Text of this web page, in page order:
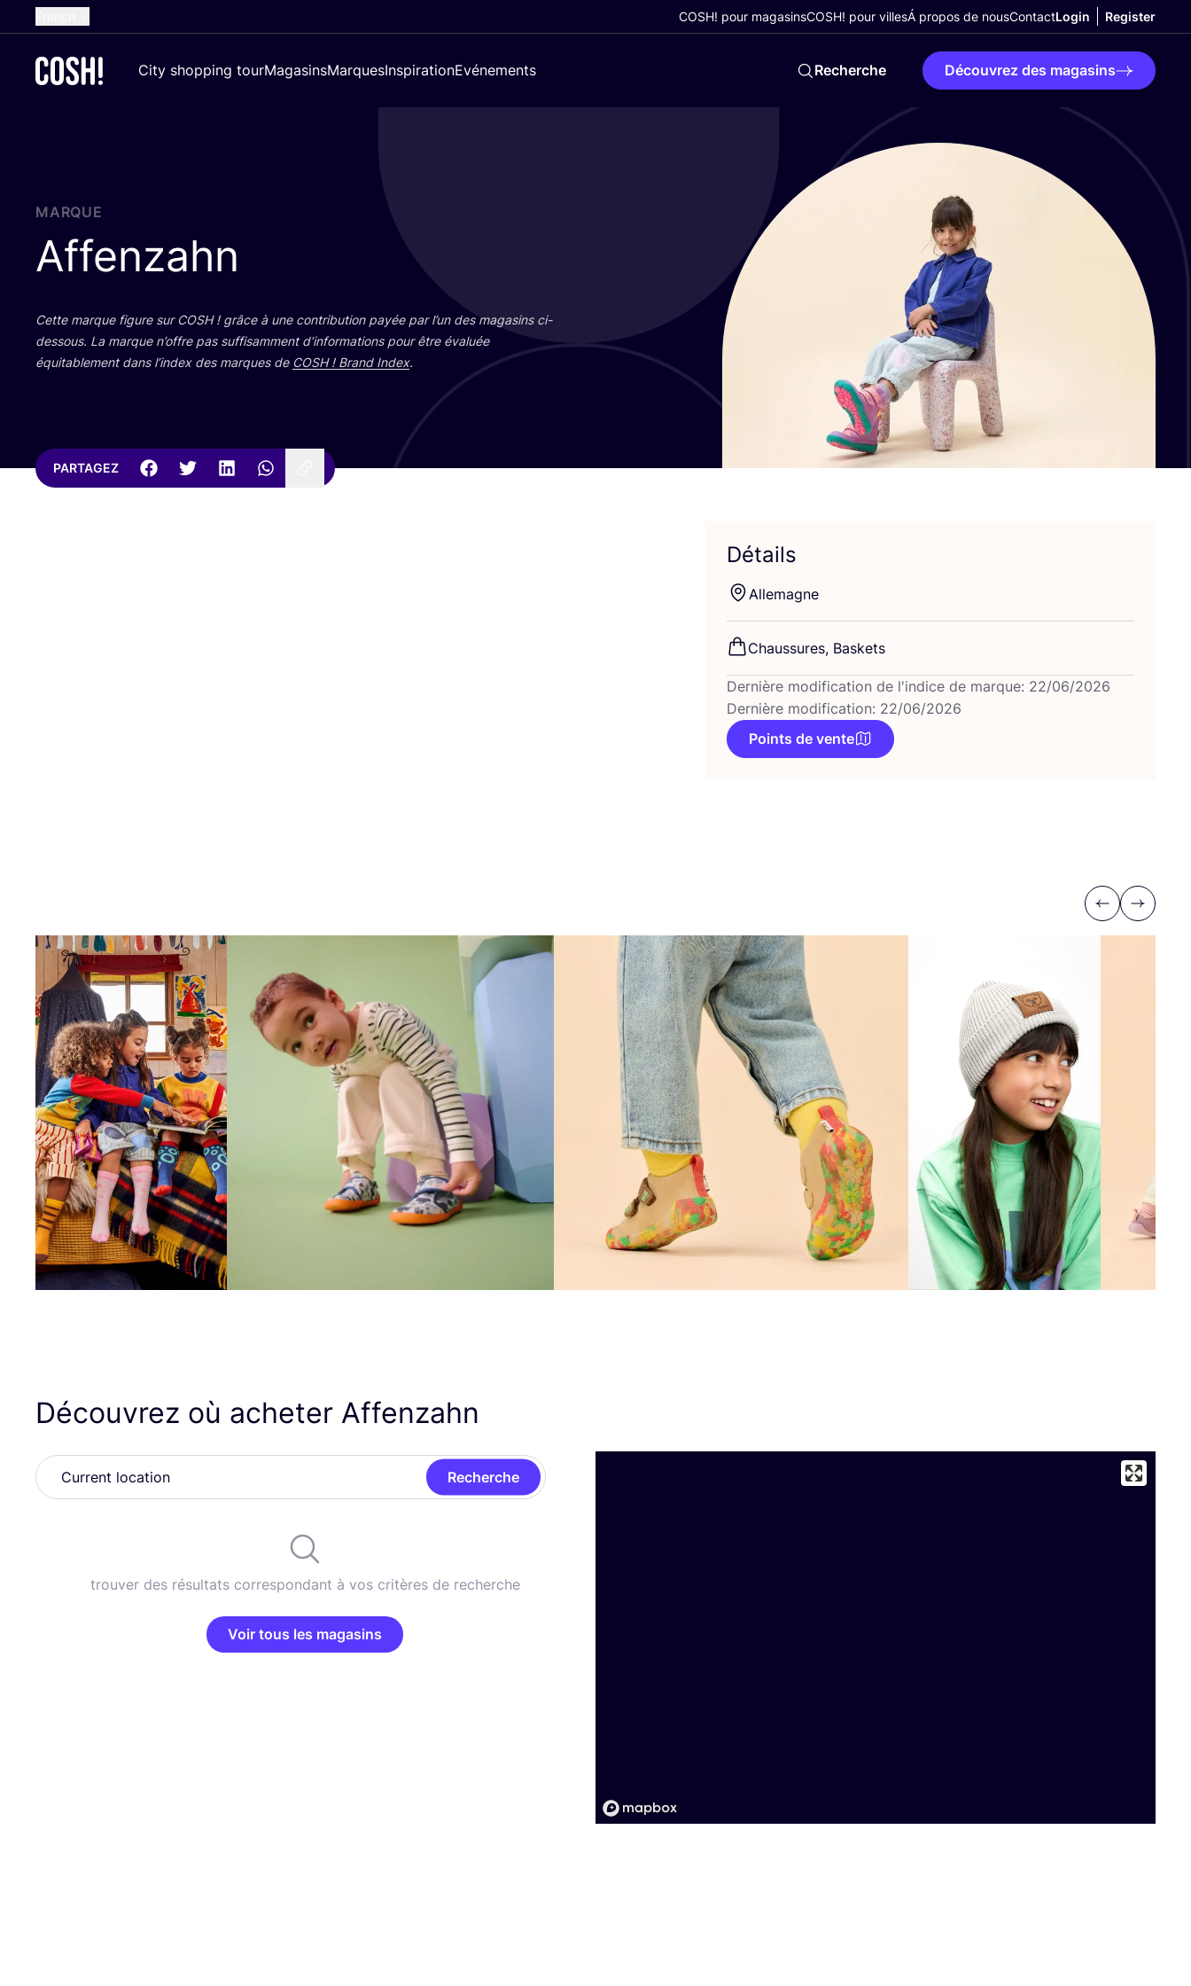
Dutch
COSH! pour magasinsCOSH! pour villesÁ propos de nousContactLogin Register
City shopping tourMagasinsMarquesInspirationEvénements Recherche Découvrez des magasins
MARQUE
Affenzahn
Cette marque figure sur COSH! grâce à une contri­bu­tion payée par l’un des maga­sins ci-
des­sous. La marque n’offre pas suf­fi­sam­ment d’in­for­ma­tions pour être éva­luée
équi­ta­ble­ment dans l’in­dex des marques de COSH! Brand Index.
PARTAGEZ
Détails
Alle­magne
Chaus­sures, Baskets
Dernière modification de l'indice de marque: 22/06/2026
Dernière modification: 22/06/2026
Points de vente
Previous
Next
Découvrez où acheter Affenzahn
Recherche
trouver des résultats correspondant à vos critères de recherche
Voir tous les magasins